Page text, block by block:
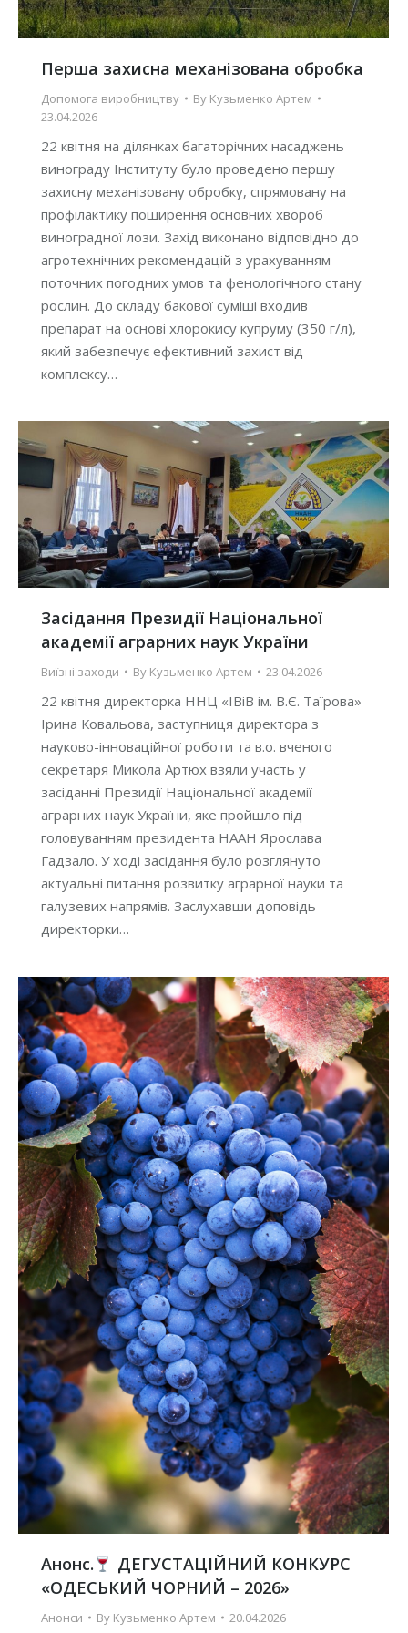
Перша захисна механізована обробка
Допомога виробництву By Кузьменко Артем
23.04.2026
22 квітня на ділянках багаторічних насаджень
винограду Інституту було проведено першу
захисну механізовану обробку, спрямовану на
профілактику поширення основних хвороб
виноградної лози. Захід виконано відповідно до
агротехнічних рекомендацій з урахуванням
поточних погодних умов та фенологічного стану
рослин. До складу бакової суміші входив
препарат на основі хлорокису купруму (350 г/л),
який забезпечує ефективний захист від
комплексу…
Засідання Президії Національної
академії аграрних наук України
Виїзні заходи By Кузьменко Артем 23.04.2026
22 квітня директорка ННЦ «ІВіВ ім. В.Є. Таїрова»
Ірина Ковальова, заступниця директора з
науково-інноваційної роботи та в.о. вченого
секретаря Микола Артюх взяли участь у
засіданні Президії Національної академії
аграрних наук України, яке пройшло під
головуванням президента НААН Ярослава
Гадзало. У ході засідання було розглянуто
актуальні питання розвитку аграрної науки та
галузевих напрямів. Заслухавши доповідь
директорки…
Анонс.
ДЕГУСТАЦІЙНИЙ КОНКУРС
«ОДЕСЬКИЙ ЧОРНИЙ – 2026»
Анонси By Кузьменко Артем 20.04.2026